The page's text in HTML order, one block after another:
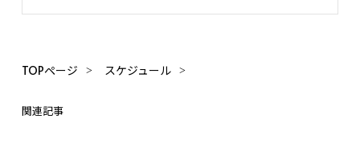
TOPページ スケジュール
関連記事